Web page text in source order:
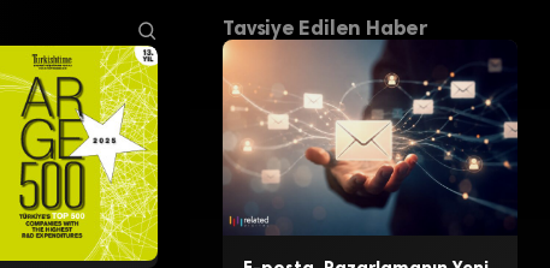
Tavsiye Edilen Haber